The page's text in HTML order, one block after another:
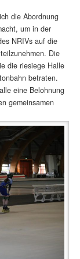
die Abordnung
um in der
NRIVs auf die
Die
die riesiege Halle
betraten.
eine Belohnung
gemeinsamen